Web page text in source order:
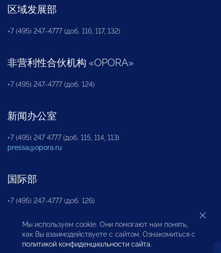
区域发展部
+7 (495) 247-4777 (доб. 116, 117, 132)
非营利性合伙机构 «OPORA»
+7 (495) 247-4777 (доб. 124)
新闻办公室
+7 (495) 247 4777 (доб. 115, 114, 113)
pressa@opora.ru
国际部
+7 (495) 247-4777 (доб. 126)
商投权益保护部
Мы используем cookie. Они помогают нам понять,
как Вы взаимодействуете с сайтом. Ознакомиться с
политикой конфиденциальности сайта.